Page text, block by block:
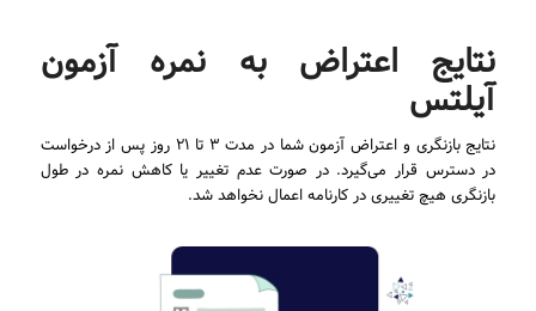
نتایج اعتراض به نمره آزمون
آیلتس
نتایج بازنگری و اعتراض آزمون شما در مدت ۳ تا ۲۱ روز پس از درخواست
در دسترس قرار می‌گیرد. در صورت عدم تغییر یا کاهش نمره در طول
بازنگری هیچ تغییری در کارنامه اعمال نخواهد شد.